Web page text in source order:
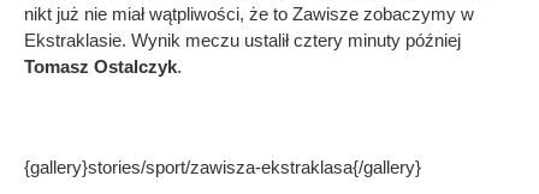
nikt już nie miał wątpliwości, że to Zawisze zobaczymy w
Ekstraklasie. Wynik meczu ustalił cztery minuty później
Tomasz Ostalczyk.
{gallery}stories/sport/zawisza-ekstraklasa{/gallery}